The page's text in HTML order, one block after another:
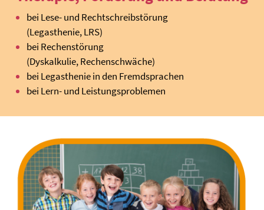
bei Lese- und Rechtschreibstörung
(Legasthenie, LRS)
bei Rechenstörung
(Dyskalkulie, Rechenschwäche)
bei Legasthenie in den Fremdsprachen
bei Lern- und Leistungsproblemen